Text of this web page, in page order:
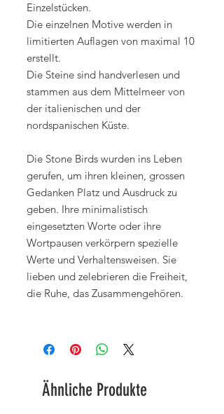
Einzelstücken.
Die einzelnen Motive werden in
limitierten Auflagen von maximal 10
erstellt.
Die Steine sind handverlesen und
stammen aus dem Mittelmeer von
der italienischen und der
nordspanischen Küste.
Die Stone Birds wurden ins Leben
gerufen, um ihren kleinen, grossen
Gedanken Platz und Ausdruck zu
geben. Ihre minimalistisch
eingesetzten Worte oder ihre
Wortpausen verkörpern spezielle
Werte und Verhaltensweisen. Sie
lieben und zelebrieren die Freiheit,
die Ruhe, das Zusammengehören.
Ähnliche Produkte